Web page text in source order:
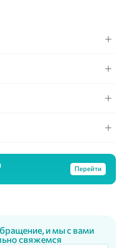
Перейти
и мы с вами
свяжемся